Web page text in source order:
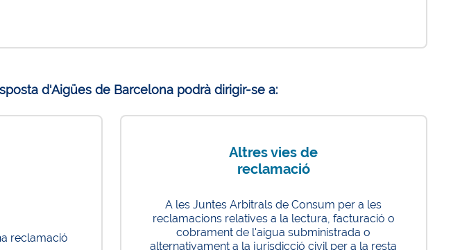
d'Aigües de Barcelona podrà dirigir-se a:
reclamació
Altres vies de
reclamació
A les Juntes Arbitrals de Consum per a les
reclamacions relatives a la lectura, facturació o
cobrament de l'aigua subministrada o
alternativament a la jurisdicció civil per a la resta